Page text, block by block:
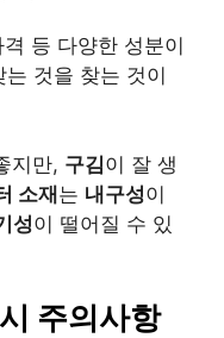
등 다양한 성분이
것을 찾는 것이
지만, 구김이 잘 생
소재 는 내구성이
성이 떨어질 수 있
주의사항